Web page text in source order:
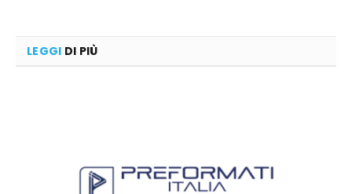
LEGGI DI PIÙ